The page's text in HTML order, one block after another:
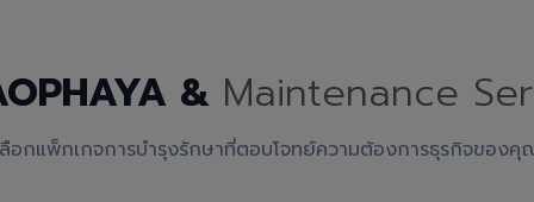
& Maintenance
อกแพ็กเกจการบำรุงรักษาที่ตอบโจทย์ความต้องการธุรกิจของ